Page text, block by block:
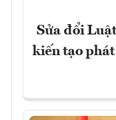
Sửa đổi
kiến tạo